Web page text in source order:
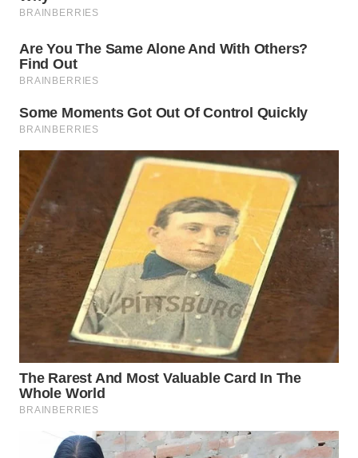
WN
WN
WN
MADURA
WN
SURABAYA
WN
NATUNA
WN
WN
MANDALIKA
LIKUPANG